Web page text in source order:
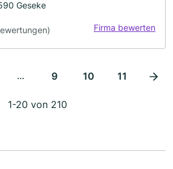
Geseke
Firma bewerten
... 9 10 11
1-20 von 210